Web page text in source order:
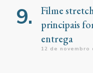
Filme
principais
entrega
12 de novembro